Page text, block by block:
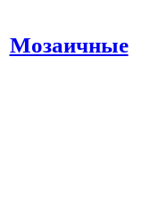
Мозаичные